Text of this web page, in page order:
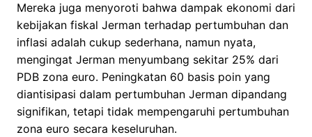
Mereka juga menyoroti bahwa dampak ekonomi dari
kebijakan fiskal Jerman terhadap pertumbuhan dan
inflasi adalah cukup sederhana, namun nyata,
mengingat Jerman menyumbang sekitar 25% dari
PDB zona euro. Peningkatan 60 basis poin yang
diantisipasi dalam pertumbuhan Jerman dipandang
signifikan, tetapi tidak mempengaruhi pertumbuhan
zona euro secara keseluruhan.